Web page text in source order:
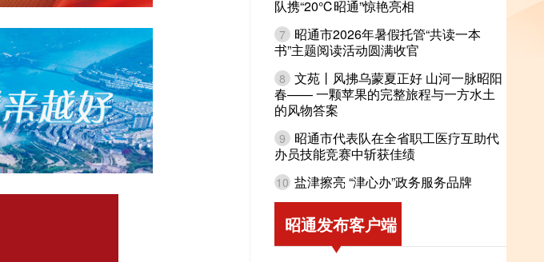
队携“20℃昭通”惊艳亮相
7
昭通市2026年暑假托管“共读一本
书”主题阅读活动圆满收官
8 文苑丨风拂乌蒙夏正好 山河一脉昭阳
春—— 一颗苹果的完整旅程与一方水土
的风物答案
9
昭通市代表队在全省职工医疗互助代
办员技能竞赛中斩获佳绩
10 盐津擦亮 “津心办”政务服务品牌
昭通发布客户端